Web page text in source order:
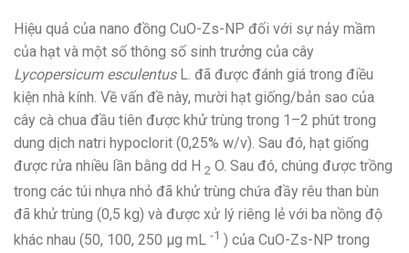
Hiệu quả của nano đồng CuO-Zs-NP đối với sự nảy mầm
của hạt và một số thông số sinh trưởng của cây
Lycopersicum esculentusL. đã được đánh giá trong điều
kiện nhà kính. Về vấn đề này, mười hạt giống/bản sao của
cây cà chua đầu tiên được khử trùng trong 1–2 phút trong
dung dịch natri hypoclorit (0,25% w/v). Sau đó, hạt giống
được rửa nhiều lần bằng dd H 2 O. Sau đó, chúng được trồng
trong các túi nhựa nhỏ đã khử trùng chứa đầy rêu than bùn
đã khử trùng (0,5 kg) và được xử lý riêng lẻ với ba nồng độ
khác nhau (50, 100, 250 μg mL -1 ) của CuO-Zs-NP trong